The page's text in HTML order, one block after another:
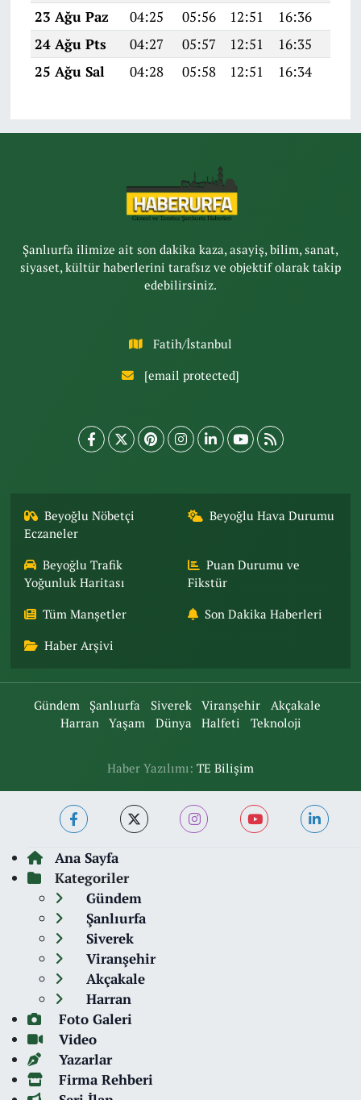
23 Ağu Paz
04:25 05:56 12:51 16:36
24 Ağu Pts
04:27 05:57 12:51 16:35
25 Ağu Sal
04:28 05:58 12:51 16:34
Şanlıurfa ilimize ait son dakika kaza, asayiş, bilim, sanat,
siyaset, kültür haberlerini tarafsız ve objektif olarak takip
edebilirsiniz.
Fatih/İstanbul
[email protected]
Beyoğlu Nöbetçi
Eczaneler
Beyoğlu Hava Durumu
Beyoğlu Trafik
Yoğunluk Haritası
Puan Durumu ve
Fikstür
Tüm Manşetler Son Dakika Haberleri
Haber Arşivi
Gündem Şanlıurfa Siverek Viranşehir
Akçakale
Harran
Yaşam Dünya Halfeti Teknoloji
Haber Yazılımı: TE Bilişim
Ana Sayfa
Kategoriler
Gündem
Şanlıurfa
Siverek
Viranşehir
Akçakale
Harran
Foto Galeri
Video
Yazarlar
Firma Rehberi